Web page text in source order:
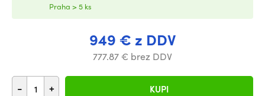
949 € z DDV
777.87 € brez DDV
- + KUPI
Praha > 5 ks